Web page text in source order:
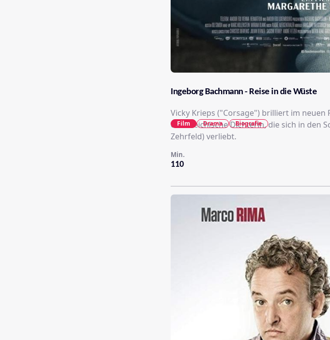
Ingeborg Bachmann - Reise in die Wüste
Vicky Krieps ("Corsage") brilliert im
österreichische Dichterin, die sich in den
Zehrfeld) verliebt.
110
Min.
Film Drama Biografie